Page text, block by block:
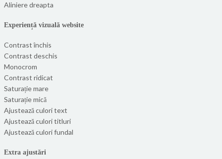
Aliniere dreapta
Experiență vizuală website
Contrast închis
Contrast deschis
Monocrom
Contrast ridicat
Saturație mare
Saturație mică
Ajustează culori text
Ajustează culori titluri
Ajustează culori fundal
Extra ajustări